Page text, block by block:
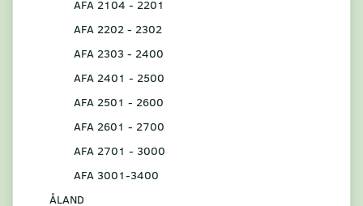
AFA 2104 - 2201
AFA 2202 - 2302
AFA 2303 - 2400
AFA 2401 - 2500
AFA 2501 - 2600
AFA 2601 - 2700
AFA 2701 - 3000
AFA 3001-3400
ÅLAND